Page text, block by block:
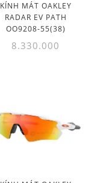
KÍNH MÁT OAKLEY
RADAR EV PATH
OO9208-55(38)
8.330.000